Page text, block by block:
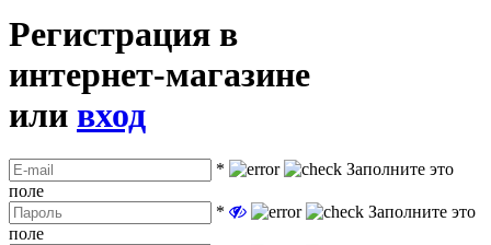
Регистрация в
интернет-магазине
или вход
*
Заполните это
поле
*
Заполните это
поле